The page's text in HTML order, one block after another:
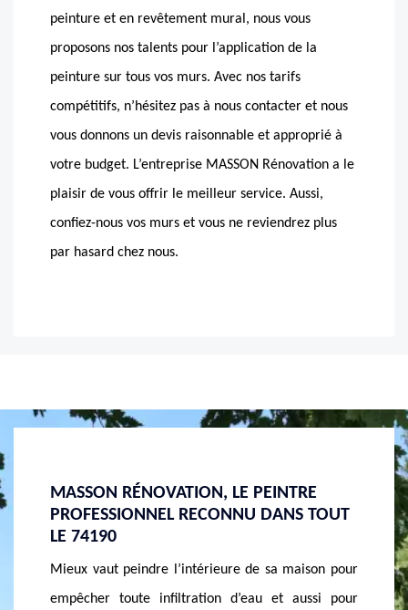
peinture et en revêtement mural, nous vous
proposons nos talents pour l’application de la
peinture sur tous vos murs. Avec nos tarifs
compétitifs, n’hésitez pas à nous contacter et nous
vous donnons un devis raisonnable et approprié à
votre budget. L’entreprise MASSON Rénovation a le
plaisir de vous offrir le meilleur service. Aussi,
confiez-nous vos murs et vous ne reviendrez plus
par hasard chez nous.
pour
pour
PEINTURE POUR MURS INTÉRIEURS ?
MASSON RÉNOVATION EST LE PEINTRE
APPROPRIÉ
MASSON Rénovation réalise vos travaux de pose de
peinture intérieure quel que soit le type de murs
Vous